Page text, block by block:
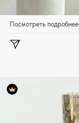
Посмотреть подробнее